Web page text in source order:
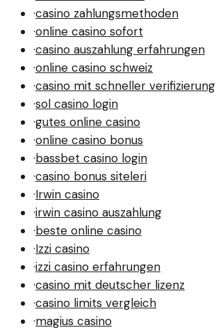
·casino zahlungsmethoden
·online casino sofort
·casino auszahlung erfahrungen
·online casino schweiz
·casino mit schneller verifizierung
·sol casino login
·gutes online casino
·online casino bonus
·bassbet casino login
·casino bonus siteleri
·Irwin casino
·irwin casino auszahlung
·beste online casino
·Izzi casino
·izzi casino erfahrungen
·casino mit deutscher lizenz
·casino limits vergleich
·magius casino